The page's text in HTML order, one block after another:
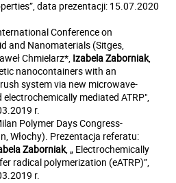
data prezentacji: 15.07.2020
Conference on
and Nanomaterials (Sitges,
Chmielarz*, Izabela Zaborniak,
nanocontainers with an
system via new microwave-
mediated ATRP",
r.
Polymer Days Congress-
Włochy). Prezentacja referatu:
Zaborniak, „ Electrochemically
radical polymerization (eATRP)”,
r.